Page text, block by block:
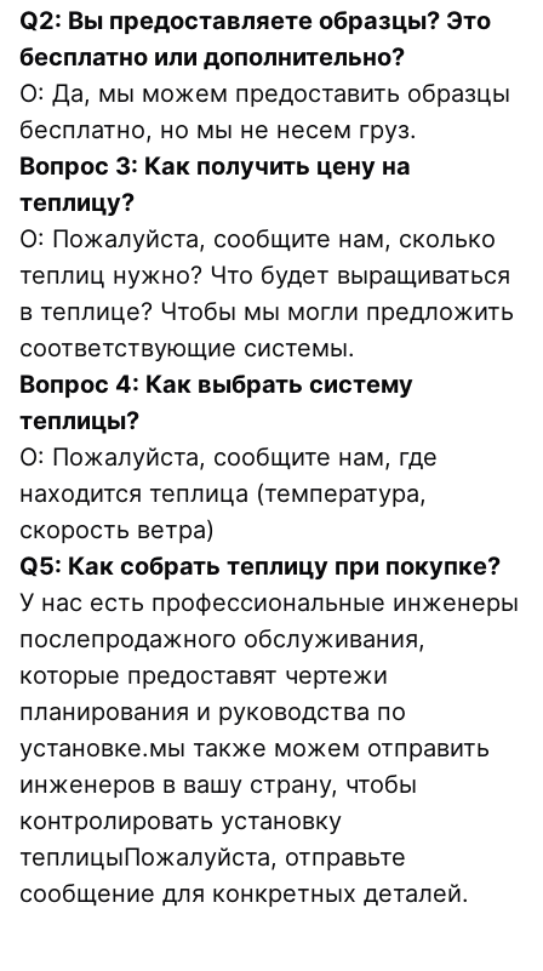
Q2: Вы предоставляете образцы? Это
бесплатно или дополнительно?
О: Да, мы можем предоставить образцы
бесплатно, но мы не несем груз.
Вопрос 3: Как получить цену на
теплицу?
О: Пожалуйста, сообщите нам, сколько
теплиц нужно? Что будет выращиваться
в теплице? Чтобы мы могли предложить
соответствующие системы.
Вопрос 4: Как выбрать систему
теплицы?
О: Пожалуйста, сообщите нам, где
находится теплица (температура,
скорость ветра)
Q5: Как собрать теплицу при покупке?
У нас есть профессиональные инженеры
послепродажного обслуживания,
которые предоставят чертежи
планирования и руководства по
установке.мы также можем отправить
инженеров в вашу страну, чтобы
контролировать установку
теплицыПожалуйста, отправьте
сообщение для конкретных деталей.